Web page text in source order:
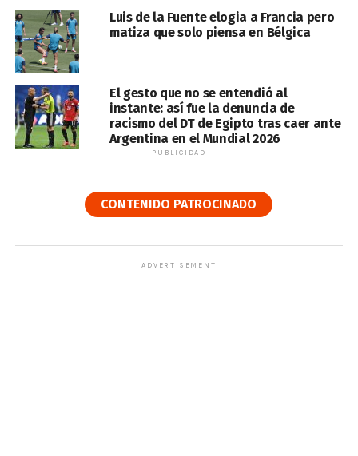
Luis de la Fuente elogia a Francia pero
matiza que solo piensa en Bélgica
El gesto que no se entendió al
instante: así fue la denuncia de
racismo del DT de Egipto tras caer ante
Argentina en el Mundial 2026
PUBLICIDAD
CONTENIDO PATROCINADO
ADVERTISEMENT